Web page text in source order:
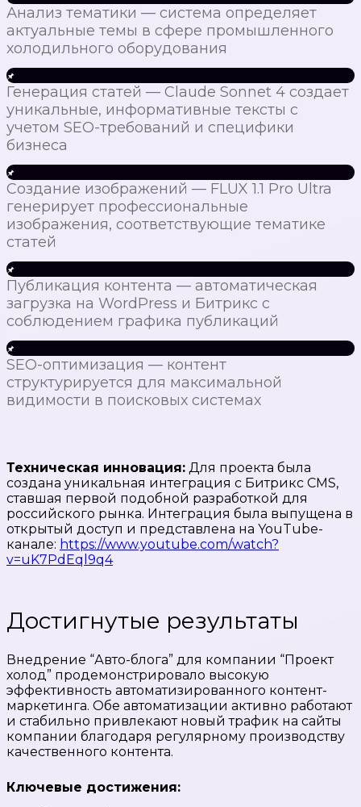
Анализ тематики — система определяет
актуальные темы в сфере промышленного
холодильного оборудования
Генерация статей — Claude Sonnet 4 создает
уникальные, информативные тексты с
учетом SEO-требований и специфики
бизнеса
Создание изображений — FLUX 1.1 Pro Ultra
генерирует профессиональные
изображения, соответствующие тематике
статей
Публикация контента — автоматическая
загрузка на WordPress и Битрикс с
соблюдением графика публикаций
SEO-оптимизация — контент
структурируется для максимальной
видимости в поисковых системах
Техническая инновация: Для проекта была
создана уникальная интеграция с Битрикс CMS,
ставшая первой подобной разработкой для
российского рынка. Интеграция была выпущена в
открытый доступ и представлена на YouTube-
канале: https://www.youtube.com/watch?
v=uK7PdEql9q4
Достигнутые результаты
Внедрение “Авто-блога” для компании “Проект
холод” продемонстрировало высокую
эффективность автоматизированного контент-
маркетинга. Обе автоматизации активно работают
и стабильно привлекают новый трафик на сайты
компании благодаря регулярному производству
качественного контента.
Ключевые достижения: